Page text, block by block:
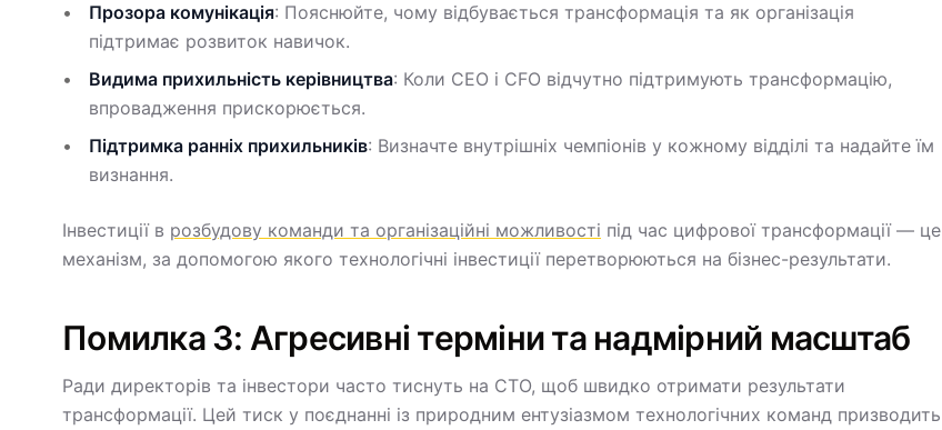
Прозора комунікація: Пояснюйте, чому відбувається трансформація та як організація
підтримає розвиток навичок.
Видима прихильність керівництва: Коли CEO і CFO відчутно підтримують трансформацію,
впровадження прискорюється.
Підтримка ранніх прихильників: Визначте внутрішніх чемпіонів у кожному відділі та надайте їм
визнання.
Інвестиції в розбудову команди та організаційні можливості під час цифрової трансформації — це
механізм, за допомогою якого технологічні інвестиції перетворюються на бізнес-результати.
Помилка 3: Агресивні терміни та надмірний масштаб
Ради директорів та інвестори часто тиснуть на CTO, щоб швидко отримати результати
трансформації. Цей тиск у поєднанні із природним ентузіазмом технологічних команд призводить